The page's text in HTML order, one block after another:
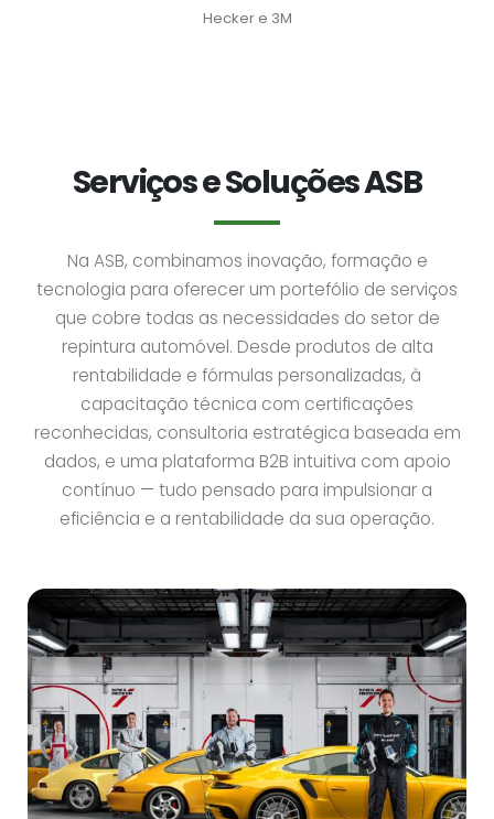
Hecker e 3M
Serviços e Soluções ASB
Na ASB, combinamos inovação, formação e
tecnologia para oferecer um portefólio de serviços
que cobre todas as necessidades do setor de
repintura automóvel. Desde produtos de alta
rentabilidade e fórmulas personalizadas, à
capacitação técnica com certificações
reconhecidas, consultoria estratégica baseada em
dados, e uma plataforma B2B intuitiva com apoio
contínuo — tudo pensado para impulsionar a
eficiência e a rentabilidade da sua operação.